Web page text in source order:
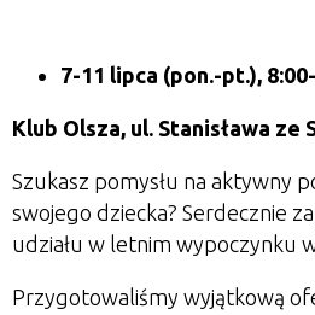
7-11 lipca (pon.-pt.),
Klub Olsza, ul. Stanisława ze
Szukasz pomysłu na aktywny
swojego dziecka? Serdecznie
udziału w letnim wypoczynku
Przygotowaliśmy wyjątkową